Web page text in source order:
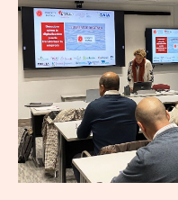
millones
de
personas
Oficinas
Acelera
Pyme
de
Bizkaia
y
Araba
impulsan